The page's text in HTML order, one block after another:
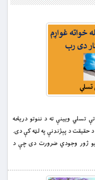
تسلي ویینې ته د ننوتو دریڅه
د حقیقت د پېژندنې په لټه کې دی.
یو ژور وجودي ضرورت دی چې د